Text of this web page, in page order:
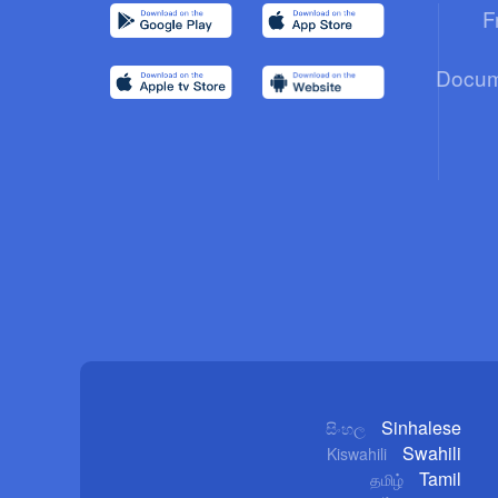
සිංහල Sinhalese
Kiswahili Swahili
தமிழ் Tamil